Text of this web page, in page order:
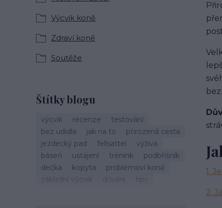
Výcvik koně
Zdraví koně
Soutěže
Štítky blogu
výcvik recenze
testování
bez udidla
jak na to
přirozená cesta
jezdecký pad
fellsattel
výživa
báseň
ustájení trénink
podbřišník
dečka
kopyta
problémoví koně
základní výcvik
důvěra
tipy
1.
2.